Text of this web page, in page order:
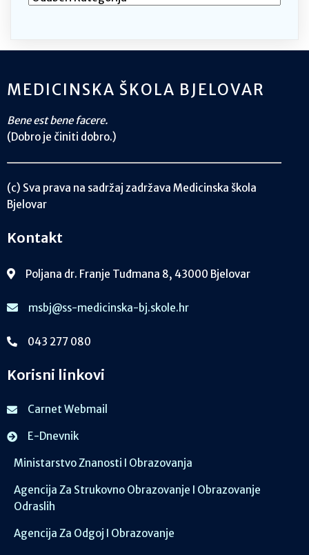
MEDICINSKA ŠKOLA BJELOVAR
Bene est bene facere.
(Dobro je činiti dobro.)
(c) Sva prava na sadržaj zadržava Medicinska škola
Bjelovar
Kontakt
Poljana dr. Franje Tuđmana 8, 43000 Bjelovar
msbj@ss-medicinska-bj.skole.hr
043 277 080
Korisni linkovi
Carnet Webmail
E-Dnevnik
Ministarstvo Znanosti I Obrazovanja
Agencija Za Strukovno Obrazovanje I Obrazovanje
Odraslih
Agencija Za Odgoj I Obrazovanje